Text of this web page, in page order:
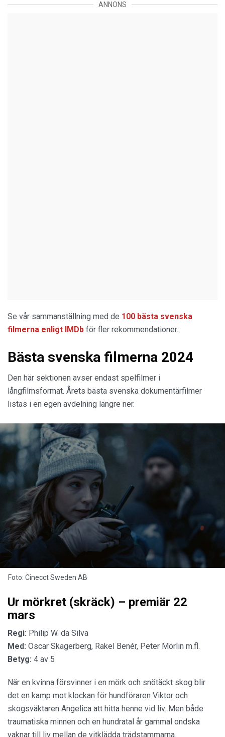
ANNONS
Se vår sammanställning med de 100 bästa svenska
filmerna enligt IMDb för fler rekommendationer.
Bästa svenska filmerna 2024
Den här sektionen avser endast spelfilmer i
långfilmsformat. Årets bästa svenska dokumentärfilmer
listas i en egen avdelning längre ner.
Foto: Cinecct Sweden AB
Ur mörkret (skräck) – premiär 22
mars
Regi: Philip W. da Silva
Med: Oscar Skagerberg, Rakel Benér, Peter Mörlin m.fl.
Betyg: 4 av 5
När en kvinna försvinner i en mörk och snötäckt skog blir
det en kamp mot klockan för hundföraren Viktor och
skogsväktaren Angelica att hitta henne vid liv. Men både
traumatiska minnen och en hundratal år gammal ondska
vaknar till liv mellan de vitklädda trädstammarna.